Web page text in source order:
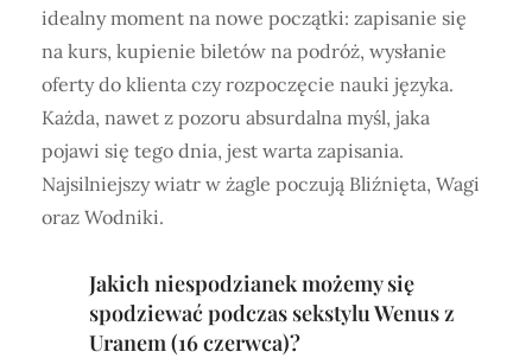
idealny moment na nowe początki: zapisanie się
na kurs, kupienie biletów na podróż, wysłanie
oferty do klienta czy rozpoczęcie nauki języka.
Każda, nawet z pozoru absurdalna myśl, jaka
pojawi się tego dnia, jest warta zapisania.
Najsilniejszy wiatr w żagle poczują Bliźnięta, Wagi
oraz Wodniki.
Jakich niespodzianek możemy się
spodziewać podczas sekstylu Wenus z
Uranem (16 czerwca)?